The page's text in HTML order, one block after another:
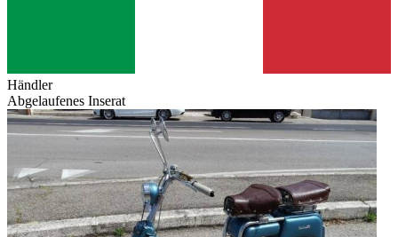
Händler
Abgelaufenes Inserat